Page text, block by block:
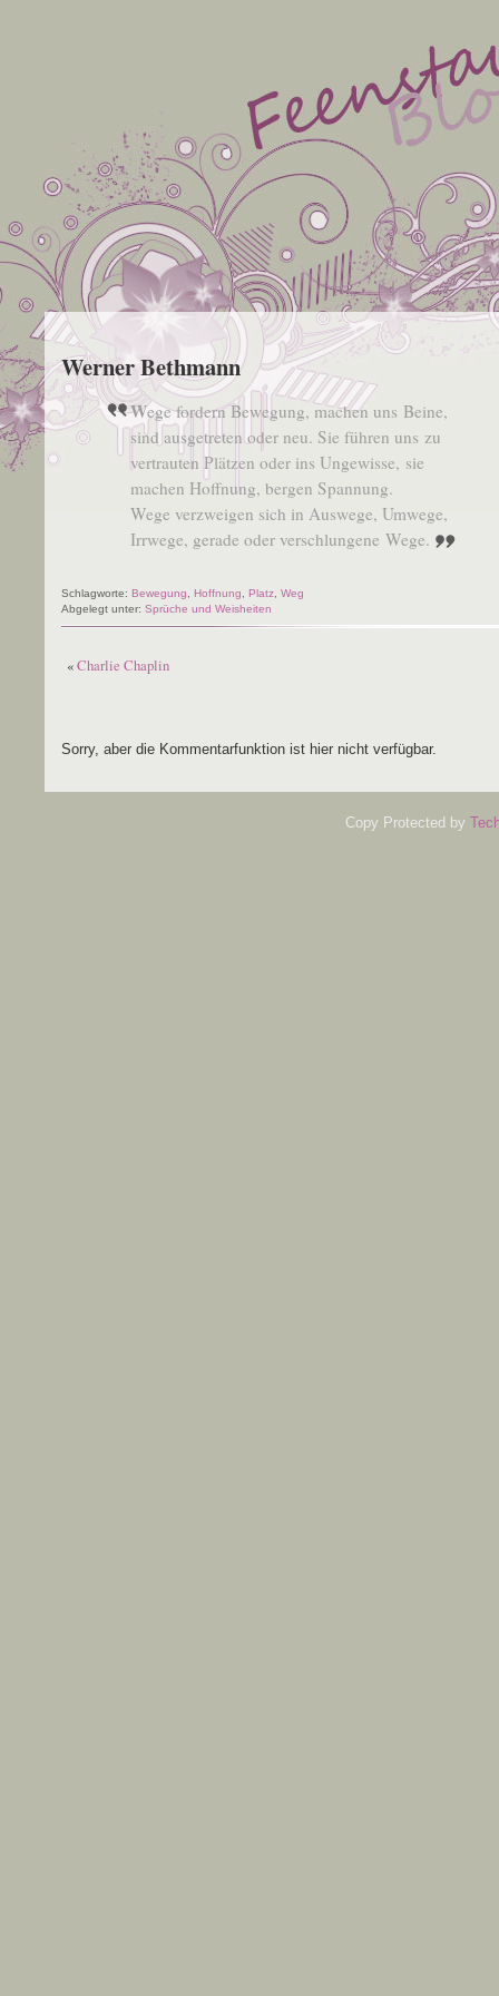
Werner Bethmann
Wege for­dern Bewe­gung, machen uns Beine,
sind aus­ge­tre­ten oder neu. Sie füh­ren uns zu
ver­trau­ten Plät­zen oder ins Unge­wis­se, sie
machen Hoff­nung, ber­gen Spannung.
Wege ver­zwei­gen sich in Aus­we­ge, Umwege,
Irr­we­ge, gera­de oder ver­schlun­ge­ne Wege.
Schlagworte: Bewegung Hoffnung Platz Weg
Abgelegt unter: Sprüche und Weisheiten
«Charlie Chaplin
Sorry, aber die Kommentarfunktion ist hier nicht verfügbar.
Copy Protected by